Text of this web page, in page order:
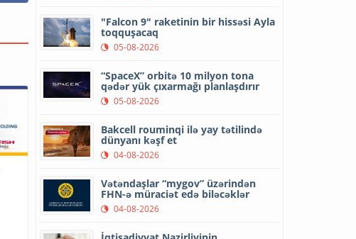
"Falcon 9" raketinin bir hissəsi Ayla
toqquşacaq
05-08-2026
“SpaceX” orbitə 10 milyon tona
qədər yük çıxarmağı planlaşdırır
05-08-2026
Bakcell rouminqi ilə yay tətilində
dünyanı kəşf et
04-08-2026
Vətəndaşlar “mygov” üzərindən
FHN-ə müraciət edə biləcəklər
04-08-2026